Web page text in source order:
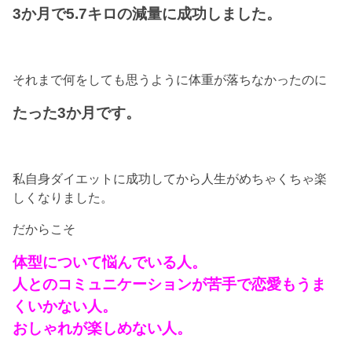
3か月で5.7キロの減量に成功しました。
それまで何をしても思うように体重が落ちなかったのに
たった3か月です。
私自身ダイエットに成功してから人生がめちゃくちゃ楽
しくなりました。
だからこそ
体型について悩んでいる人。
人とのコミュニケーションが苦手で恋愛もうま
くいかない人。
おしゃれが楽しめない人。